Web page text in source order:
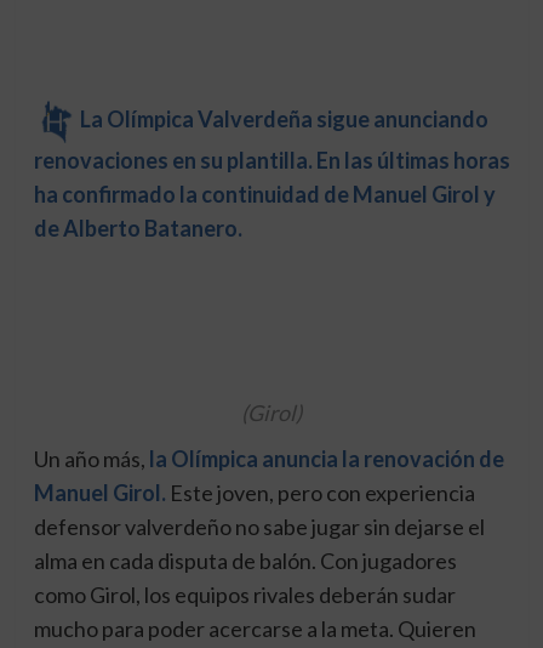
La Olímpica Valverdeña sigue anunciando
renovaciones en su plantilla. En las últimas horas
ha confirmado la continuidad de Manuel Girol y
de Alberto Batanero.
(Girol)
Un año más, la Olímpica anuncia la renovación de
Manuel Girol. Este joven, pero con experiencia
defensor valverdeño no sabe jugar sin dejarse el
alma en cada disputa de balón. Con jugadores
como Girol, los equipos rivales deberán sudar
mucho para poder acercarse a la meta. Quieren